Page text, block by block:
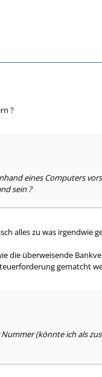
?
eines Computers
sein ?
alles zu was irgendwie
die überweisende
gematcht
(könnte ich als